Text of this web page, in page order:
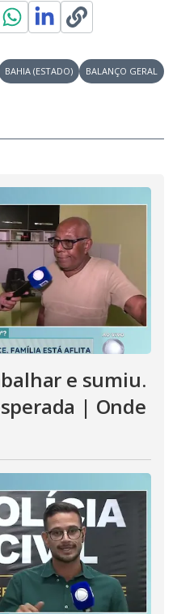
BAHIA (ESTADO) BALANÇO GERAL
e sumiu.
| Onde